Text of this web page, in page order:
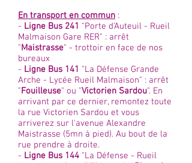
En transport en commun :
- Ligne Bus 241 "Porte d'Auteuil - Rueil
Malmaison Gare RER" : arrêt
"Maistrasse" - trottoir en face de nos
bureaux
- Ligne Bus 141 "La Défense Grande
Arche - Lycée Rueil Malmaison" : arrêt
"Fouilleuse" ou "Victorien Sardou". En
arrivant par ce dernier, remontez toute
la rue Victorien Sardou et vous
arriverez sur l'avenue Alexandre
Maistrasse (5mn à pied). Au bout de la
rue prendre à droite.
- Ligne Bus 144 "La Défense - Rueil